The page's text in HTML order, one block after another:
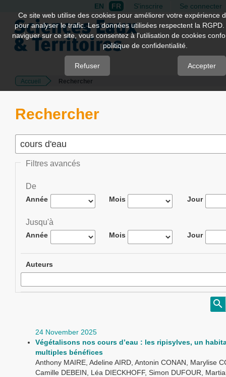
Quick
jump
page
Main
Content
EN FR S'inscrire Se connecter
Accueil Rechercher
Rechercher
Filtres avancés
De
Année Mois Jour
Jusqu'à
Année Mois Jour
Auteurs
24 November 2025
Végétalisons nos cours d’eau : les ripisylves, un
multiples bénéfices
Anthony MAIRE, Adeline AIRD, Antonin CONAN, Marylise
Camille DEBEIN, Léa DIECKHOFF, Simon DUFOUR,
Ce site web utilise des cookies pour améliorer votre expérience
pour analyser le trafic. Les données utilisées respectent la
naviguer sur ce site, vous consentez à l'utilisation de cookies
politique de confidentialité.
Refuser Accepter